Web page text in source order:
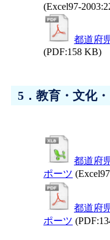
(Excel97-
都道府
(PDF:158 KB)
5．教育・文化
都道府
ポーツ
都道府
ポーツ